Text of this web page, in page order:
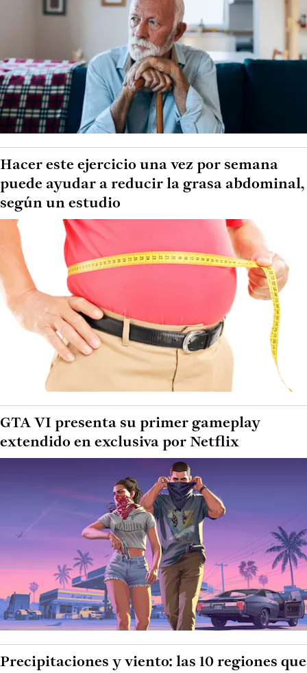
Hacer este ejercicio una vez por semana
puede ayudar a reducir la grasa abdominal,
según un estudio
GTA VI presenta su primer gameplay
extendido en exclusiva por Netflix
Precipitaciones y viento: las 10 regiones que